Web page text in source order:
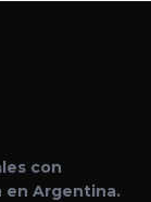
con
en Argentina.